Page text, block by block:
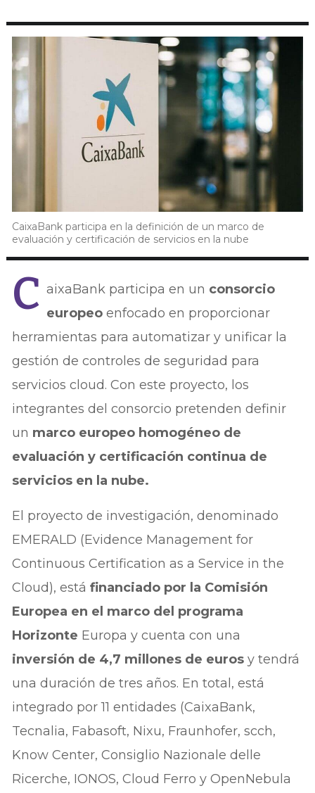
CaixaBank participa en la definición de un marco de
evaluación y certificación de servicios en la nube
C aixaBank participa en un consorcio
europeo enfocado en proporcionar
herramientas para automatizar y unificar la
gestión de controles de seguridad para
servicios cloud. Con este proyecto, los
integrantes del consorcio pretenden definir
un marco europeo homogéneo de
evaluación y certificación continua de
servicios en la nube.
El proyecto de investigación, denominado
EMERALD (Evidence Management for
Continuous Certification as a Service in the
Cloud), estáfinanciado por la Comisión
Europea en el marco del programa
Horizonte Europa y cuenta con una
inversión de 4,7 millones de euros y tendrá
una duración de tres años. En total, está
integrado por 11 entidades (CaixaBank,
Tecnalia, Fabasoft, Nixu, Fraunhofer, scch,
Know Center, Consiglio Nazionale delle
Ricerche, IONOS, Cloud Ferro y OpenNebula